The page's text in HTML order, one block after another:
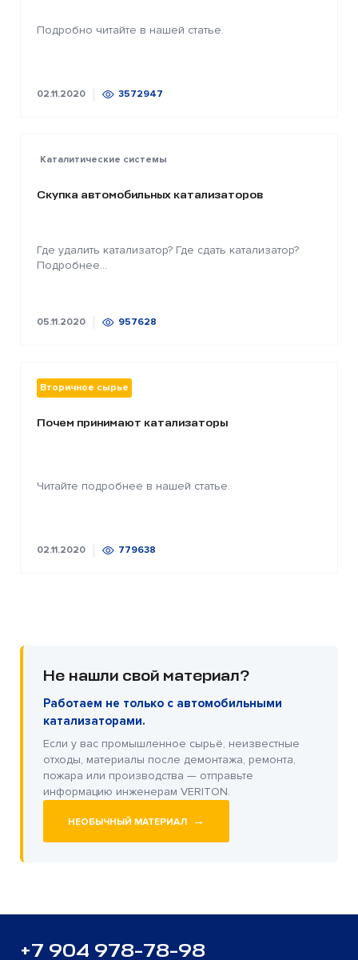
Подробно читайте в нашей статье.
02.11.2020 3572947
Каталитические системы
Скупка автомобильных катализаторов
Где удалить катализатор? Где сдать катализатор?
Подробнее...
05.11.2020 957628
Вторичное сырье
Почем принимают катализаторы
Читайте подробнее в нашей статье.
02.11.2020 779638
Не нашли свой материал?
Работаем не только с автомобильными
катализаторами.
Если у вас промышленное сырьё, неизвестные
отходы, материалы после демонтажа, ремонта,
пожара или производства — отправьте
информацию инженерам VERITON.
НЕОБЫЧНЫЙ МАТЕРИАЛ →
+7 904 978-78-98